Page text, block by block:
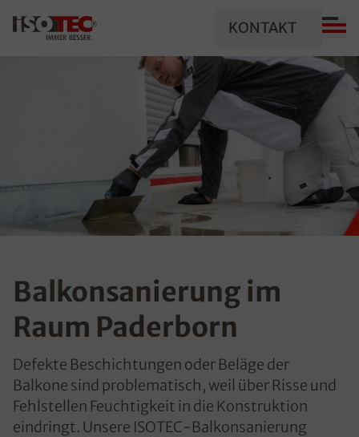
KONTAKT
Balkonsanierung im
Raum Paderborn
Defekte Beschichtungen oder Beläge der
Balkone sind problematisch, weil über Risse und
Fehlstellen Feuchtigkeit in die Konstruktion
eindringt. Unsere ISOTEC-Balkonsanierung